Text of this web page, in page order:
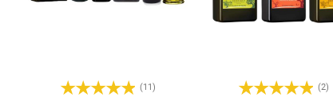
(11) (2)